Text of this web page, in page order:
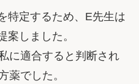
特定するため、E先生は
案しました。
に適合すると判断され
薬でした。